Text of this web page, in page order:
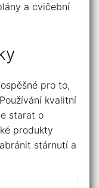
a cvičební
pro to,
kvalitní
starat o
produkty
stárnutí a